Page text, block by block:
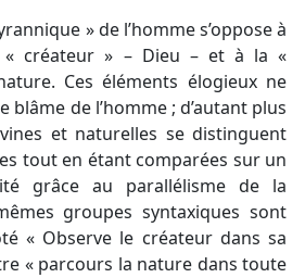
» de l’homme s’oppose à
« créateur » – Dieu – et à la «
Ces éléments élogieux ne
de l’homme ; d’autant plus
et naturelles se distinguent
tout en étant comparées sur un
grâce au parallélisme de la
groupes syntaxiques sont
« Observe le créateur dans sa
« parcours la nature dans toute